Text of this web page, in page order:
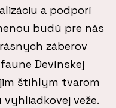
a podporí
budú pre nás
záberov
Devínskej
štíhlym tvarom
veže.